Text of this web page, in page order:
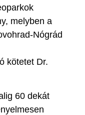
melyben a
Nógrád
kötetet Dr.
60 dekát